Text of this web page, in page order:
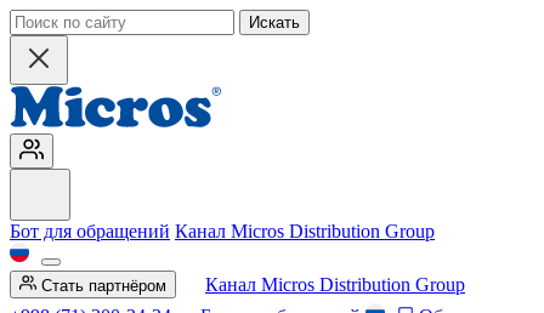
Искать
Бот для обращений Канал Micros Distribution Group
Стать партнёром
Канал Micros Distribution Group